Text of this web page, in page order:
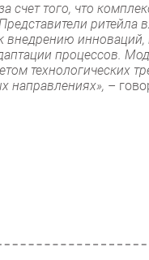
счет того, что
ритейла
внедрению инноваций,
процессов.
технологических
направлениях», –